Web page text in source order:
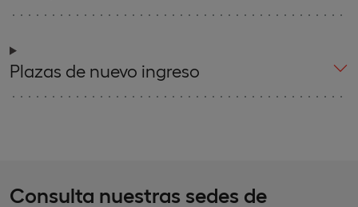
Plazas de nuevo ingreso
Consulta nuestras sedes de